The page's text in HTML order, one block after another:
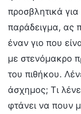
προσβλητικά για
παράδειγμα, ας
έναν γιο που
με στενόμακρο
του πιθήκου.
άσχημος; Τι
φτάνει να πουν